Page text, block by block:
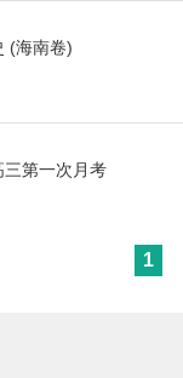
(海南卷)
三第一次月考
1